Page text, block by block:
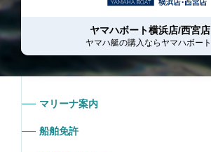
ヤマハボート横浜店/西宮店
ヤマハ艇の購入ならヤマハボート
マリーナ案内
船舶免許